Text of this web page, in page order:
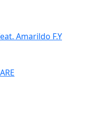
Amarildo F.Y